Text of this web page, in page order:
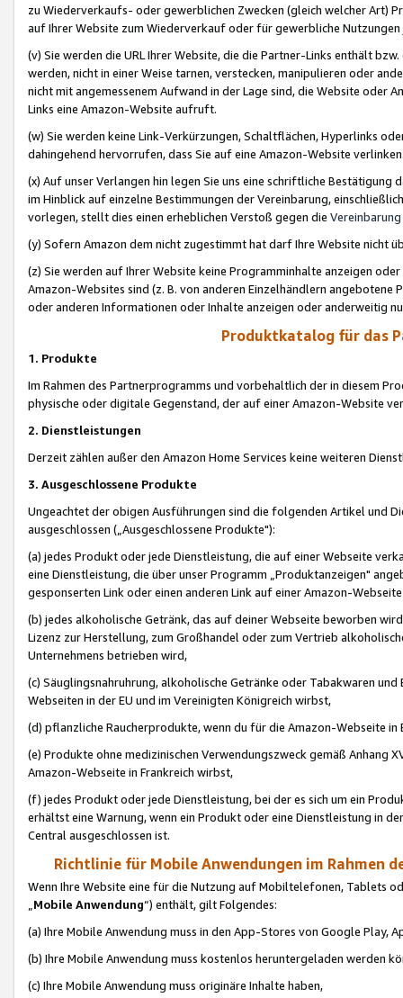
zu Wiederverkaufs- oder gewerblichen Zwecken (gleich welcher Art)
auf Ihrer Website zum Wiederverkauf oder für gewerbliche
(v) Sie werden die URL Ihrer Website, die die Partner-Links enthält
werden, nicht in einer Weise tarnen, verstecken, manipulieren oder
nicht mit angemessenem Aufwand in der Lage sind, die Website oder
Links eine Amazon-Website aufruft.
(w) Sie werden keine Link-Verkürzungen, Schaltflächen, Hyperlinks
dahingehend hervorrufen, dass Sie auf eine Amazon-Website
(x) Auf unser Verlangen hin legen Sie uns eine schriftliche
im Hinblick auf einzelne Bestimmungen der Vereinbarung,
vorlegen, stellt dies einen erheblichen Verstoß gegen die Vereinbarung
(y) Sofern Amazon dem nicht zugestimmt hat darf Ihre Website nicht
(z) Sie werden auf Ihrer Website keine Programminhalte anzeigen
Amazon-Websites sind (z. B. von anderen Einzelhändlern
oder anderen Informationen oder Inhalte anzeigen oder anderweitig
Produktkatalog für das
1. Produkte
Im Rahmen des Partnerprogramms und vorbehaltlich der in diesem
physische oder digitale Gegenstand, der auf einer Amazon-Website
2. Dienstleistungen
Derzeit zählen außer den Amazon Home Services keine weiteren
3. Ausgeschlossene Produkte
Ungeachtet der obigen Ausführungen sind die folgenden Artikel und
ausgeschlossen („Ausgeschlossene Produkte"):
(a) jedes Produkt oder jede Dienstleistung, die auf einer Webseite
eine Dienstleistung, die über unser Programm „Produktanzeigen"
gesponserten Link oder einen anderen Link auf einer Amazon-
(b) jedes alkoholische Getränk, das auf deiner Webseite beworben
Lizenz zur Herstellung, zum Großhandel oder zum Vertrieb
Unternehmens betrieben wird,
(c) Säuglingsnahruhrung, alkoholische Getränke oder Tabakwaren
Webseiten in der EU und im Vereinigten Königreich wirbst,
(d) pflanzliche Raucherprodukte, wenn du für die Amazon-Webseite in
(e) Produkte ohne medizinischen Verwendungszweck gemäß Anhang
Amazon-Webseite in Frankreich wirbst,
(f) jedes Produkt oder jede Dienstleistung, bei der es sich um ein
erhältst eine Warnung, wenn ein Produkt oder eine Dienstleistung in
Central ausgeschlossen ist.
Richtlinie für Mobile Anwendungen im Rahmen
Wenn Ihre Website eine für die Nutzung auf Mobiltelefonen, Tablets
„Mobile Anwendung“) enthält, gilt Folgendes:
(a) Ihre Mobile Anwendung muss in den App-Stores von Google Play,
(b) Ihre Mobile Anwendung muss kostenlos heruntergeladen werden
(c) Ihre Mobile Anwendung muss originäre Inhalte haben,